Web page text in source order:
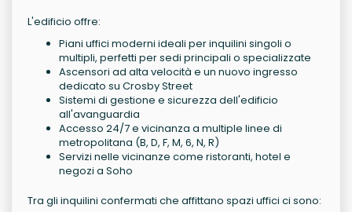
L'edificio offre:
Piani uffici moderni ideali per inquilini singoli o
multipli, perfetti per sedi principali o specializzate
Ascensori ad alta velocità e un nuovo ingresso
dedicato su Crosby Street
Sistemi di gestione e sicurezza dell'edificio
all'avanguardia
Accesso 24/7 e vicinanza a multiple linee di
metropolitana (B, D, F, M, 6, N, R)
Servizi nelle vicinanze come ristoranti, hotel e
negozi a Soho
Tra gli inquilini confermati che affittano spazi uffici ci sono: